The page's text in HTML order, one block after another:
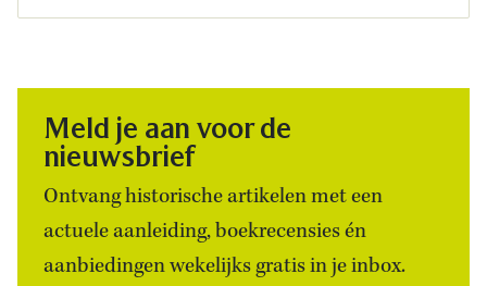
Meld je aan voor de
nieuwsbrief
Ontvang historische artikelen met een
actuele aanleiding, boekrecensies én
aanbiedingen wekelijks gratis in je inbox.